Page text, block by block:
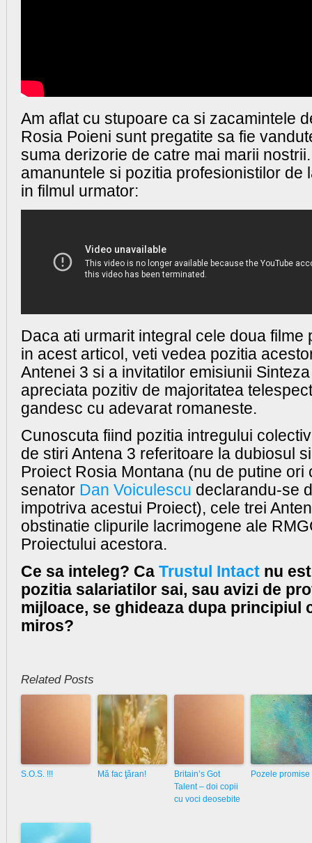
Am aflat cu stupoare ca si zacamintele
Rosia Poieni sunt pregatite sa fie
suma derizorie de catre mai marii
amanuntele si pozitia profesionistilor de
in filmul urmator:
Daca ati urmarit integral cele doua filme
in acest articol, veti vedea pozitia
Antenei 3 si a invitatilor emisiunii
apreciata pozitiv de majoritatea
gandesc cu adevarat romaneste.
Cunoscuta fiind pozitia intregului
de stiri Antena 3 referitoare la dubiosul
Proiect Rosia Montana (nu de putine ori
senator Dan Voiculescu declarandu-se
impotriva acestui Proiect), cele trei
obstinatie clipurile lacrimogene ale
Proiectului acestora.
Ce sa inteleg? Ca Trustul Intact nu
pozitia salariatilor sai, sau avizi de
mijloace, se ghideaza dupa principiul
miros?
Related Posts
S.O.S. !!! Mă fac ţăran!
Britain’s Got
Talent – doi copii
cu voci deosebite
Pozele promise